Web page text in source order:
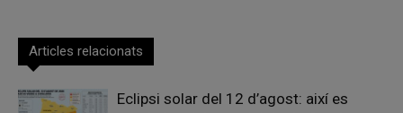
Articles relacionats
Eclipsi solar del 12 d’agost: així es